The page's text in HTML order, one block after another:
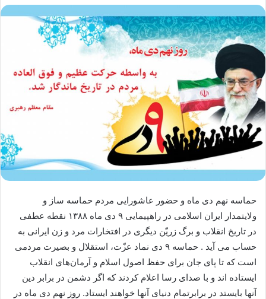
حماسه نهم دی ماه و حضور عاشورایی مردم حماسه ساز و
ولایتمدار ایران اسلامی در راهپیمایی ۹ دی ماه ۱۳۸۸ نقطه عطفی
در تاریخ انقلاب و برگ زریّن دیگری در افتخارات مرد و زن ایرانی به
حساب می آید . حماسه ۹ دی نماد عزّت، استقلال و بصیرت مردمی
است که تا پای جان برای حفظ اصول اسلام و آرمان‌های انقلاب
ایستاده اند و با صدای رسا اعلام کردند که اگر دشمن در برابر دین
آنها بایستد در برابرتمام دنیای آنها خواهند ایستاد. روز نهم دی ماه در